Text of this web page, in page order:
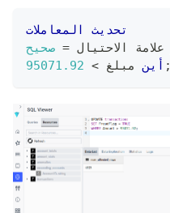
تحديث
المعاملات
علامة الاحتيال = صحيح
أين مبلغ >
95071.92 ;